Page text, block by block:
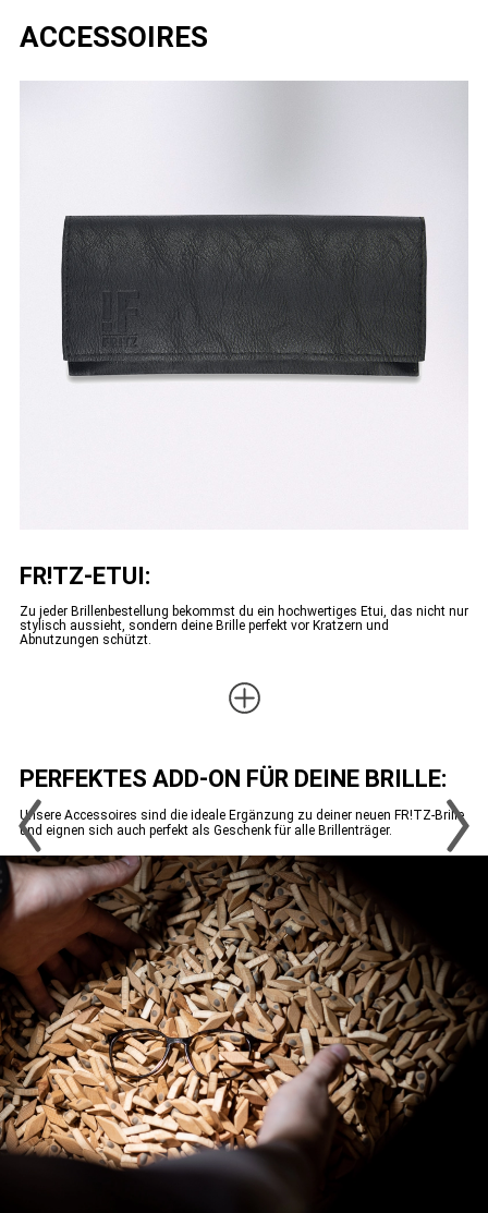
ACCESSOIRES
FR!TZ-ETUI:
Zu jeder Brillenbestellung bekommst du ein hochwertiges Etui, das nicht nur
stylisch aussieht, sondern deine Brille perfekt vor Kratzern und
Abnutzungen schützt.
PERFEKTES ADD-ON FÜR DEINE BRILLE:
Unsere Accessoires sind die ideale Ergänzung zu deiner neuen FR!TZ-Brille
und eignen sich auch perfekt als Geschenk für alle Brillenträger.